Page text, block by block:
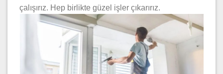
çalışırız. Hep birlikte güzel işler çıkarırız.